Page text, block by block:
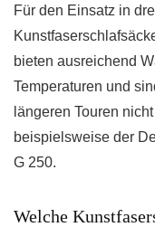
Für den Einsatz in
bieten ausreichend
Temperaturen und
längeren Touren
beispielsweise der
G 250.
Welche